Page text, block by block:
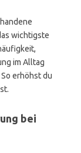
wichtigste
im Alltag
erhöhst du
bei